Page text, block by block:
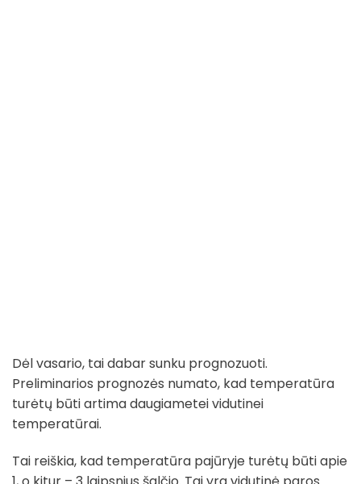
Dėl vasario, tai dabar sunku prognozuoti.
Preliminarios prognozės numato, kad temperatūra
turėtų būti artima daugiametei vidutinei
temperatūrai.
Tai reiškia, kad temperatūra pajūryje turėtų būti apie